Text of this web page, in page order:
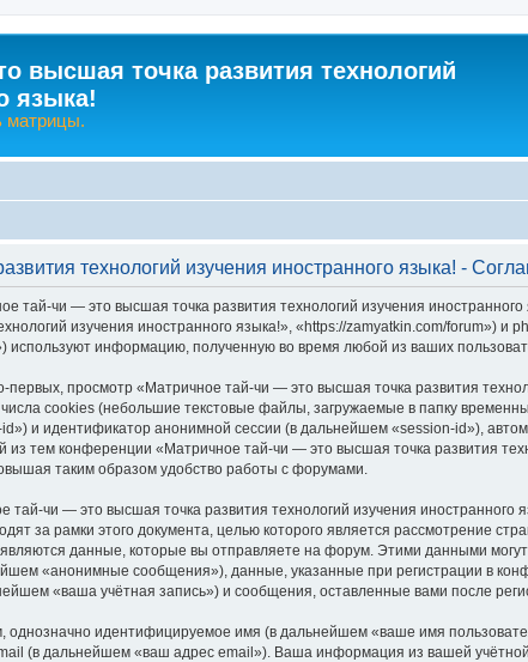
высшая точка развития технологий
языка!
матрицы.
технологий изучения иностранного языка! -
тай-чи — это высшая точка развития технологий изучения
изучения иностранного языка!», «https://zamyatkin.com/forum») и
используют информацию, полученную во время любой из ваших
просмотр «Матричное тай-чи — это высшая точка развития
cookies (небольшие текстовые файлы, загружаемые в папку
и идентификатор анонимной сессии (в дальнейшем «session-id»),
тем конференции «Матричное тай-чи — это высшая точка развития
таким образом удобство работы с форумами.
чи — это высшая точка развития технологий изучения
за рамки этого документа, целью которого является рассмотрение
данные, которые вы отправляете на форум. Этими данными
«анонимные сообщения»), данные, указанные при регистрации в
«ваша учётная запись») и сообщения, оставленные вами после
однозначно идентифицируемое имя (в дальнейшем «ваше имя
(в дальнейшем «ваш адрес email»). Ваша информация из вашей